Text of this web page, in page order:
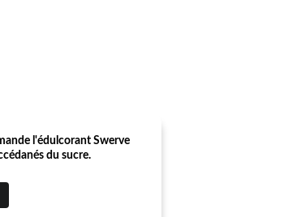
l'édulcorant Swerve
du sucre.